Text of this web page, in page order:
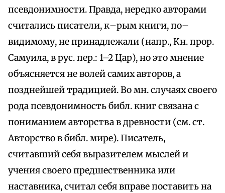
псевдонимности. Правда, нередко авторами
считались писатели, к–рым книги, по–
видимому, не принадлежали (напр., Кн. прор.
Самуила, в рус. пер.: 1–2 Цар), но это мнение
объясняется не волей самих авторов, а
позднейшей традицией. Во мн. случаях своего
рода псевдонимность библ. книг связана с
пониманием авторства в древности (см. ст.
Авторство в библ. мире). Писатель,
считавший себя выразителем мыслей и
учения своего предшественника или
наставника, считал себя вправе поставить на